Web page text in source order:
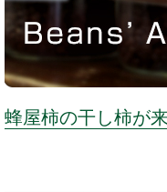
蜂屋柿の干し柿が